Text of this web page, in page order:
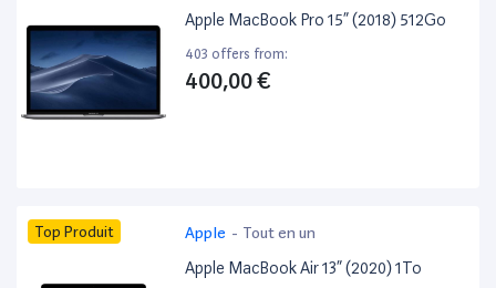
Apple MacBook Pro 15” (2018) 512Go
403 offers from:
400,00 €
Top Produit Apple - Tout en un
Apple MacBook Air 13” (2020) 1To